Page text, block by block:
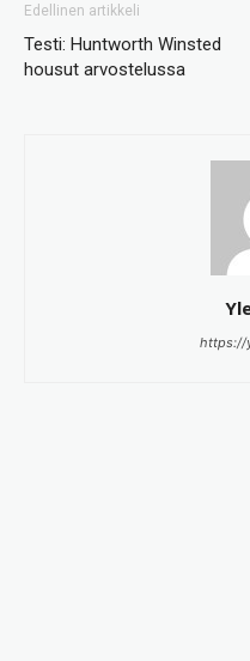
Edellinen artikkeli
Testi: Huntworth Winsted
housut arvostelussa
https://